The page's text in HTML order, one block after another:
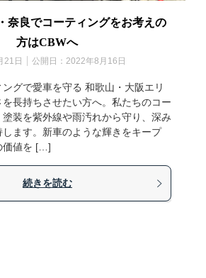
奈良でコーティングをお考えの
方はCBWへ
21日 公開日： 2022年8月16日
グで愛車を守る 和歌山・大阪エリ
長持ちさせたい方へ。私たちのコー
装を紫外線や雨汚れから守り、深み
ます。新車のような輝きをキープ
価値を […]
続きを読む